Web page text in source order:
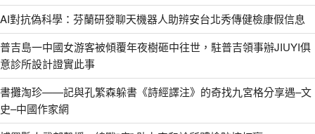
AI對抗偽科學：芬蘭研發聊天機器人助辨安台北秀傳健檢康假信息
普吉島一中國女游客被傾覆年夜樹砸中往世，駐普吉領事辦JIUYI俱
意診所設計證實此事
書攤淘珍——記與孔繁森躲書《詩經譯注》的奇找九宮格分享遇–文
史–中國作家網